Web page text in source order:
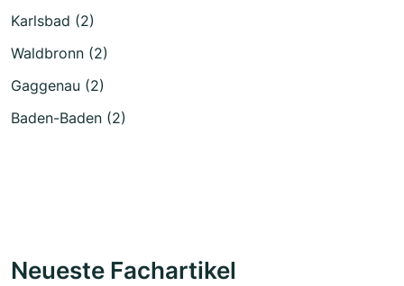
Karlsbad (2)
Waldbronn (2)
Gaggenau (2)
Baden-Baden (2)
Neueste Fachartikel